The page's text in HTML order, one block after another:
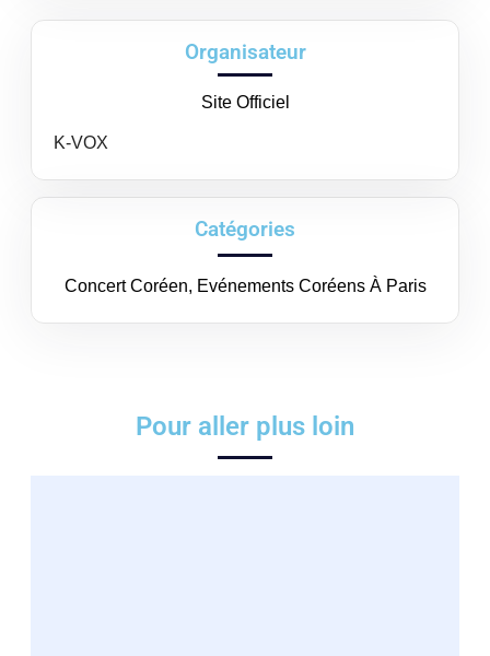
Organisateur
Site Officiel
K-VOX
Catégories
Concert Coréen, Evénements Coréens À Paris
Pour aller plus loin